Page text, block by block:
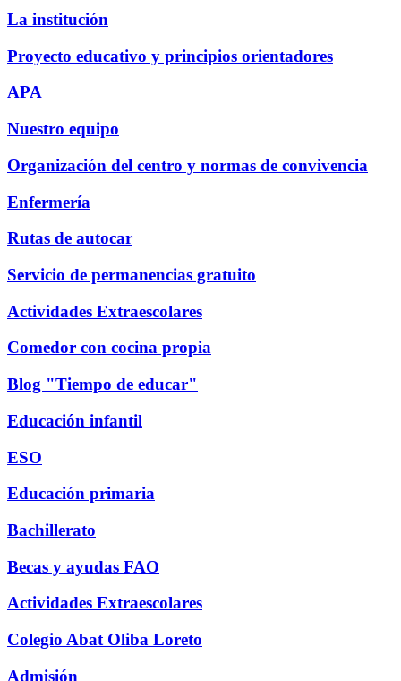
La institución
Proyecto educativo y principios orientadores
APA
Nuestro equipo
Organización del centro y normas de convivencia
Enfermería
Rutas de autocar
Servicio de permanencias gratuito
Actividades Extraescolares
Comedor con cocina propia
Blog "Tiempo de educar"
Educación infantil
ESO
Educación primaria
Bachillerato
Becas y ayudas FAO
Actividades Extraescolares
Colegio Abat Oliba Loreto
Admisión